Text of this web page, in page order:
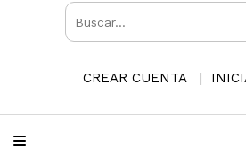
CREAR CUENTA